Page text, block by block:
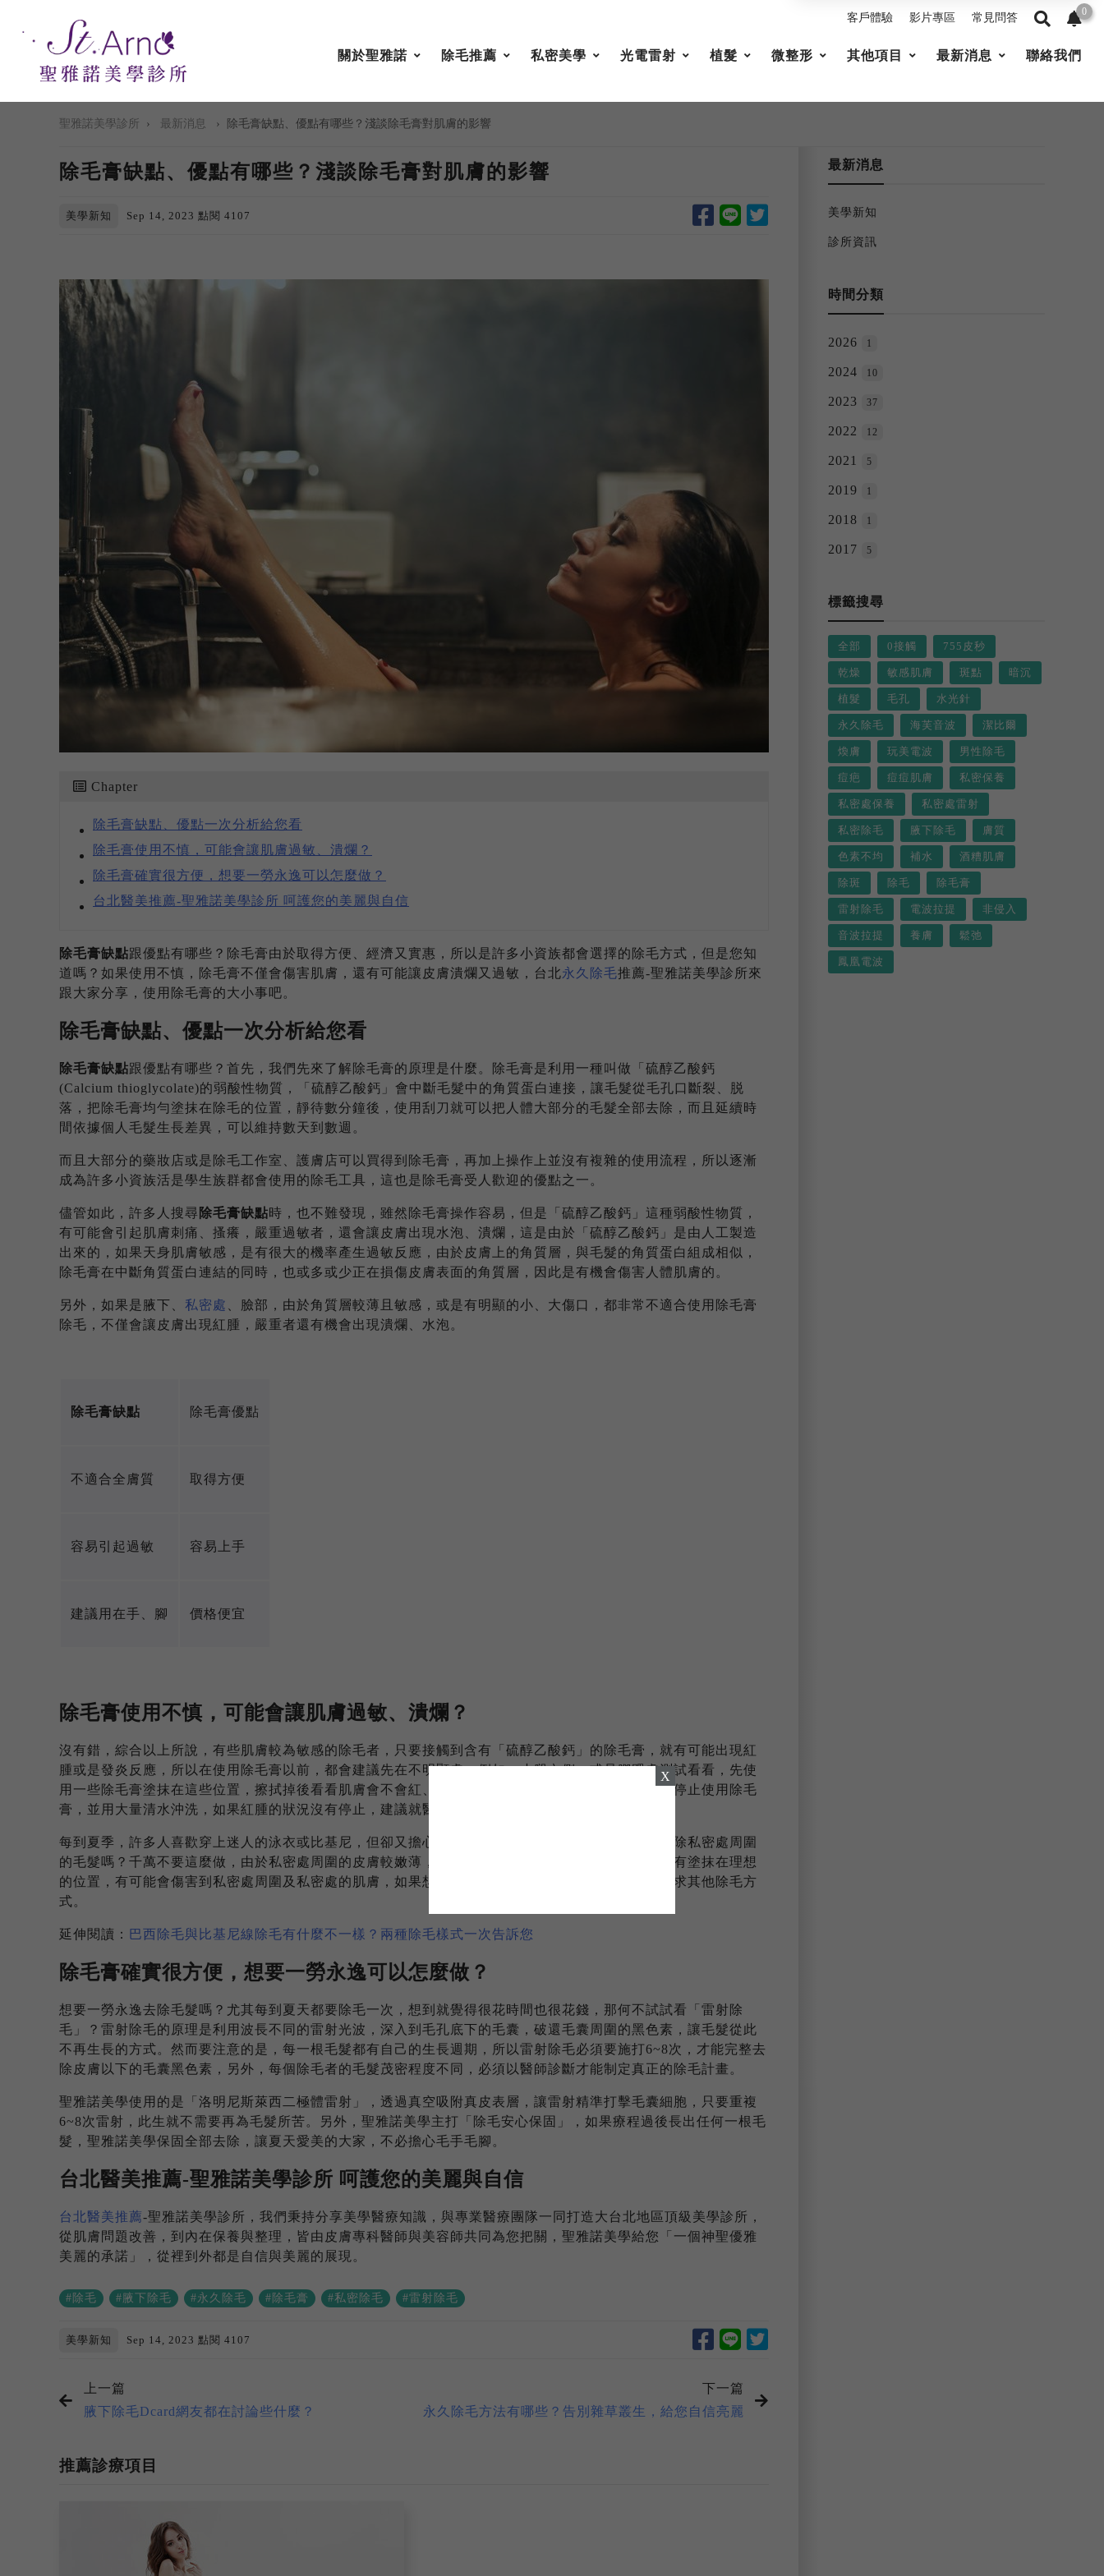
客戶體驗 影片專區 常見問答 0
關於聖雅諾 除毛推薦 私密美學 光電雷射 植髮 微整形 其他項目 最新消息 聯絡我們
聖雅諾美學診所 › 最新消息 › 除毛膏缺點、優點有哪些？淺談除毛膏對肌膚的影響
除毛膏缺點、優點有哪些？淺談除毛膏對肌膚的影響
美學新知 Sep 14, 2023 點閱 4107
Chapter
除毛膏缺點、優點一次分析給您看
除毛膏使用不慎，可能會讓肌膚過敏、潰爛？
除毛膏確實很方便，想要一勞永逸可以怎麼做？
台北醫美推薦-聖雅諾美學診所 呵護您的美麗與自信
除毛膏缺點跟優點有哪些？除毛膏由於取得方便、經濟又實惠，所以是許多小資族都會選擇的除毛方式，但是您知
道嗎？如果使用不慎，除毛膏不僅會傷害肌膚，還有可能讓皮膚潰爛又過敏，台北永久除毛推薦-聖雅諾美學診所來
跟大家分享，使用除毛膏的大小事吧。
除毛膏缺點、優點一次分析給您看
除毛膏缺點跟優點有哪些？首先，我們先來了解除毛膏的原理是什麼。除毛膏是利用一種叫做「硫醇乙酸鈣
(Calcium thioglycolate)的弱酸性物質，「硫醇乙酸鈣」會中斷毛髮中的角質蛋白連接，讓毛髮從毛孔口斷裂、脱
落，把除毛膏均勻塗抹在除毛的位置，靜待數分鐘後，使用刮刀就可以把人體大部分的毛髮全部去除，而且延續時
間依據個人毛髮生長差異，可以維持數天到數週。
而且大部分的藥妝店或是除毛工作室、護膚店可以買得到除毛膏，再加上操作上並沒有複雜的使用流程，所以逐漸
成為許多小資族活是學生族群都會使用的除毛工具，這也是除毛膏受人歡迎的優點之一。
儘管如此，許多人搜尋 除毛膏缺點時，也不難發現，雖然除毛膏操作容易，但是「硫醇乙酸鈣」這種弱酸性物質，
有可能會引起肌膚刺痛、搔癢，嚴重過敏者，還會讓皮膚出現水泡、潰爛，這是由於「硫醇乙酸鈣」是由人工製造
出來的，如果天身肌膚敏感，是有很大的機率產生過敏反應，由於皮膚上的角質層，與毛髮的角質蛋白組成相似，
除毛膏在中斷角質蛋白連結的同時，也或多或少正在損傷皮膚表面的角質層，因此是有機會傷害人體肌膚的。
另外，如果是腋下、 私密處
、臉部，由於角質層較薄且敏感，或是有明顯的小、大傷口，都非常不適合使用除毛膏
除毛，不僅會讓皮膚出現紅腫，嚴重者還有機會出現潰爛、水泡。
除毛膏缺點 除毛膏優點
不適合全膚質 取得方便
容易引起過敏 容易上手
建議用在手、腳 價格便宜
除毛膏使用不慎，可能會讓肌膚過敏、潰爛？
沒有錯，綜合以上所說，有些肌膚較為敏感的除毛者，只要接觸到含有「硫醇乙酸鈣」的除毛膏，就有可能出現紅
腫或是發炎反應，所以在使用除毛膏以前，都會建議先在不明顯處，例如：小腿內側，或是腳踝處測試看看，先使
用一些除毛膏塗抹在這些位置，擦拭掉後看看肌膚會不會紅、腫、熱，如果肌膚有任何不舒服，就要停止使用除毛
膏，並用大量清水沖洗，如果紅腫的狀況沒有停止，建議就醫並查看原因。
每到夏季，許多人喜歡穿上迷人的泳衣或比基尼，但卻又擔心私密處的毛髮露出，所以想用除毛膏去除私密處周圍
的毛髮嗎？千萬不要這麼做，由於私密處周圍的皮膚較嫩薄，再加上靠近女性私密處，如果除毛膏沒有塗抹在理想
的位置，有可能會傷害到私密處周圍及私密處的肌膚，如果想要去除私密處的毛髮，我們建議最好尋求其他除毛方
式。
延伸閱讀： 巴西除毛與比基尼線除毛有什麼不一樣？兩種除毛樣式一次告訴您
除毛膏確實很方便，想要一勞永逸可以怎麼做？
想要一勞永逸去除毛髮嗎？尤其每到夏天都要除毛一次，想到就覺得很花時間也很花錢，那何不試試看「雷射除
毛」？雷射除毛的原理是利用波長不同的雷射光波，深入到毛孔底下的毛囊，破還毛囊周圍的黑色素，讓毛髮從此
不再生長的方式。然而要注意的是，每一根毛髮都有自己的生長週期，所以雷射除毛必須要施打6~8次，才能完整去
除皮膚以下的毛囊黑色素，另外，每個除毛者的毛髮茂密程度不同，必須以醫師診斷才能制定真正的除毛計畫。
聖雅諾美學使用的是「洛明尼斯萊西二極體雷射」，透過真空吸附真皮表層，讓雷射精準打擊毛囊細胞，只要重複
6~8次雷射，此生就不需要再為毛髮所苦。另外，聖雅諾美學主打「除毛安心保固」，如果療程過後長出任何一根毛
髮，聖雅諾美學保固全部去除，讓夏天愛美的大家，不必擔心毛手毛腳。
台北醫美推薦-聖雅諾美學診所 呵護您的美麗與自信
台北醫美推薦-聖雅諾美學診所，我們秉持分享美學醫療知識，與專業醫療團隊一同打造大台北地區頂級美學診所，
從肌膚問題改善，到內在保養與整理，皆由皮膚專科醫師與美容師共同為您把關，聖雅諾美學給您「一個神聖優雅
美麗的承諾」，從裡到外都是自信與美麗的展現。
#除毛 #腋下除毛 #永久除毛 #除毛膏 #私密除毛 #雷射除毛
美學新知 Sep 14, 2023 點閱 4107
上一篇
腋下除毛Dcard網友都在討論些什麼？
下一篇
永久除毛方法有哪些？告別雜草叢生，給您自信亮麗
最新消息
美學新知
診所資訊
時間分類
2026 1
2024 10
2023 37
2022 12
2021 5
2019 1
2018 1
2017 5
標籤搜尋
全部 0接觸 755皮秒
乾燥 敏感肌膚 斑點 暗沉
植髮 毛孔 水光針
永久除毛 海芙音波 潔比爾
煥膚 玩美電波 男性除毛
痘疤 痘痘肌膚 私密保養
私密處保養 私密處雷射
私密除毛 腋下除毛 膚質
色素不均 補水 酒糟肌膚
除斑 除毛 除毛膏
雷射除毛 電波拉提 非侵入
音波拉提 養膚 鬆弛
鳳凰電波
X